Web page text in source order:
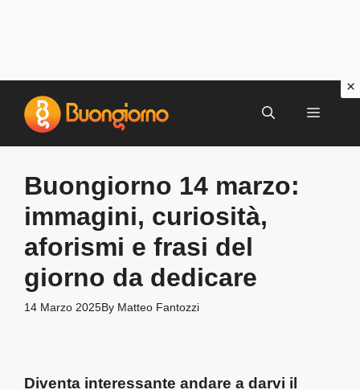
contenuto
MENU
Buongiorno 14 marzo:
immagini, curiosità,
aforismi e frasi del
giorno da dedicare
14 Marzo 2025By Matteo Fantozzi
Diventa interessante andare a darvi il